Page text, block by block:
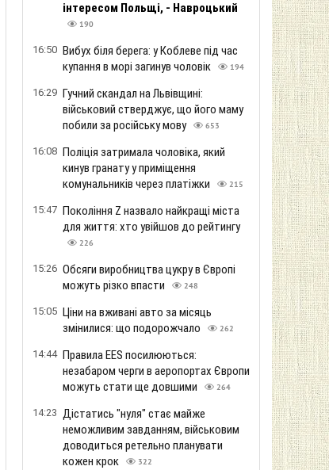
інтересом Польщі, - Навроцький
190
16:50 Вибух біля берега: у Коблеве під час
купання в морі загинув чоловік
194
16:29 Гучний скандал на Львівщині:
військовий стверджує, що його маму
побили за російську мову
653
16:08 Поліція затримала чоловіка, який
кинув гранату у приміщення
комунальників через платіжки
215
15:47 Покоління Z назвало найкращі міста
для життя: хто увійшов до рейтингу
226
15:26 Обсяги виробництва цукру в Європі
можуть різко впасти
248
15:05 Ціни на вживані авто за місяць
змінилися: що подорожчало
262
14:44 Правила EES посилюються:
незабаром черги в аеропортах Європи
можуть стати ще довшими
264
14:23 Дістатись "нуля" стає майже
неможливим завданням, військовим
доводиться ретельно планувати
кожен крок
322